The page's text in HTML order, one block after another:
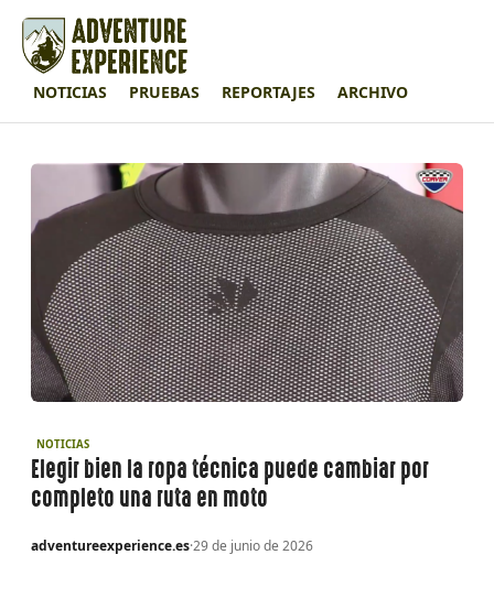
NOTICIAS PRUEBAS REPORTAJES ARCHIVO
NOTICIAS
Elegir bien la ropa técnica puede cambiar por
completo una ruta en moto
adventureexperience.es·29 de junio de 2026